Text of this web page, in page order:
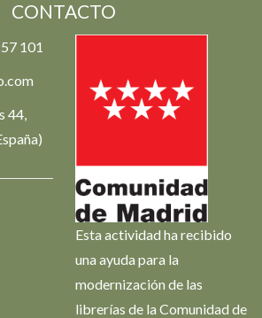
CONTACTO
101
44,
Esta actividad ha recibido
una ayuda para la
modernización de las
librerías de la Comunidad de